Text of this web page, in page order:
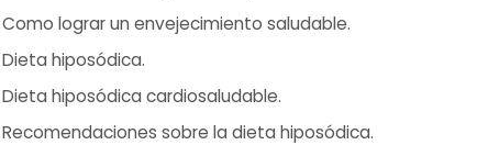
Como lograr un envejecimiento saludable.
Dieta hiposódica.
Dieta hiposódica cardiosaludable.
Recomendaciones sobre la dieta hiposódica.